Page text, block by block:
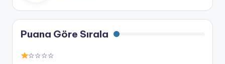
Puana Göre Sırala
☆☆☆☆